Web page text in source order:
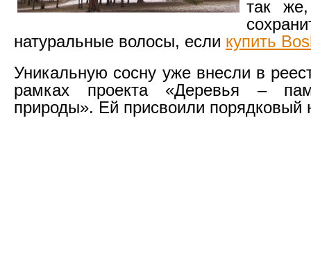
так
натуральные волосы, если купить
Уникальную сосну уже внесли в
рамках проекта «Деревья –
природы». Ей присвоили порядковый